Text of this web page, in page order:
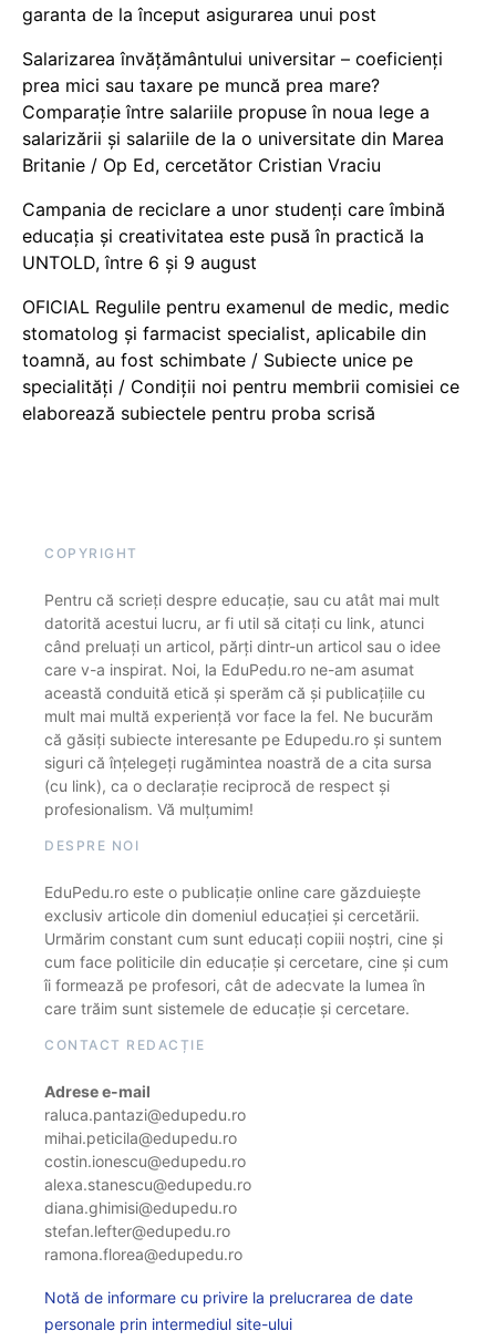
garanta de la început asigurarea unui post
Salarizarea învățământului universitar – coeficienți
prea mici sau taxare pe muncă prea mare?
Comparație între salariile propuse în noua lege a
salarizării și salariile de la o universitate din Marea
Britanie / Op Ed, cercetător Cristian Vraciu
Campania de reciclare a unor studenți care îmbină
educația și creativitatea este pusă în practică la
UNTOLD, între 6 și 9 august
OFICIAL Regulile pentru examenul de medic, medic
stomatolog și farmacist specialist, aplicabile din
toamnă, au fost schimbate / Subiecte unice pe
specialități / Condiții noi pentru membrii comisiei ce
elaborează subiectele pentru proba scrisă
COPYRIGHT
Pentru că scrieți despre educație, sau cu atât mai mult
datorită acestui lucru, ar fi util să citați cu link, atunci
când preluați un articol, părți dintr-un articol sau o idee
care v-a inspirat. Noi, la EduPedu.ro ne-am asumat
această conduită etică și sperăm că și publicațiile cu
mult mai multă experiență vor face la fel. Ne bucurăm
că găsiți subiecte interesante pe Edupedu.ro și suntem
siguri că înțelegeți rugămintea noastră de a cita sursa
(cu link), ca o declarație reciprocă de respect și
profesionalism. Vă mulțumim!
DESPRE NOI
EduPedu.ro este o publicație online care găzduiește
exclusiv articole din domeniul educației și cercetării.
Urmărim constant cum sunt educați copiii noștri, cine și
cum face politicile din educație și cercetare, cine și cum
îi formează pe profesori, cât de adecvate la lumea în
care trăim sunt sistemele de educație și cercetare.
CONTACT REDACȚIE
Adrese e-mail
raluca.pantazi@edupedu.ro
mihai.peticila@edupedu.ro
costin.ionescu@edupedu.ro
alexa.stanescu@edupedu.ro
diana.ghimisi@edupedu.ro
stefan.lefter@edupedu.ro
ramona.florea@edupedu.ro
Notă de informare cu privire la prelucrarea de date
personale prin intermediul site-ului